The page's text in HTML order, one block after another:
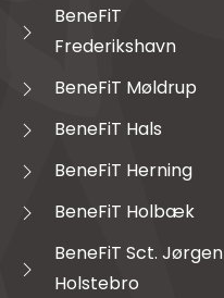
BeneFiT
Frederikshavn
BeneFiT Møldrup
BeneFiT Hals
BeneFiT Herning
BeneFiT Holbæk
BeneFiT Sct. Jørgen
Holstebro